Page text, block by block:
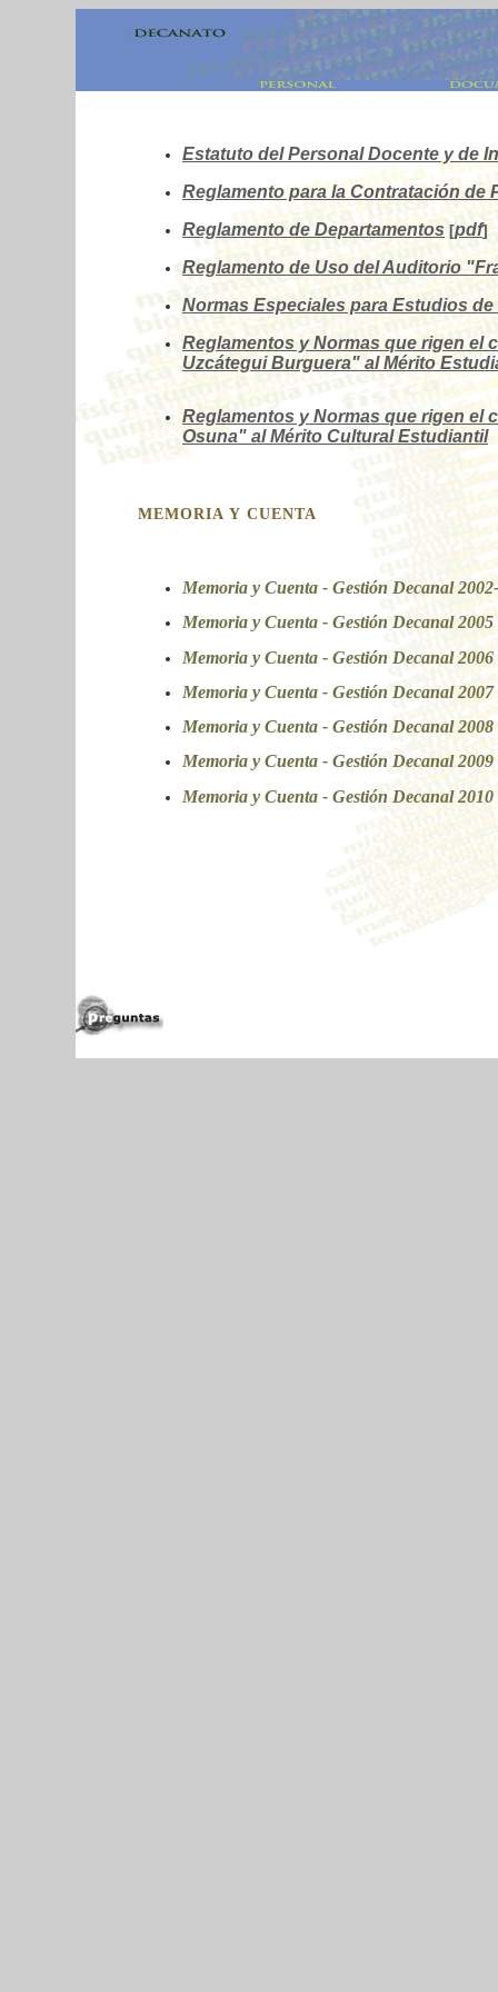
Estatuto del Personal Docente y de
Reglamento para la Contratación de
Reglamento de Departamentos [pdf]
Reglamento de Uso del Auditorio
Normas Especiales para Estudios
Reglamentos y Normas que rigen
Uzcátegui Burguera" al Mérito
Reglamentos y Normas que rigen el
Osuna" al Mérito Cultural Estudiantil
MEMORIA Y CUENTA
Memoria y Cuenta - Gestión Decanal
Memoria y Cuenta - Gestión Decanal 2005
Memoria y Cuenta - Gestión Decanal 2006
Memoria y Cuenta - Gestión Decanal 2007
Memoria y Cuenta - Gestión Decanal 2008
Memoria y Cuenta - Gestión Decanal 2009
Memoria y Cuenta - Gestión Decanal 2010